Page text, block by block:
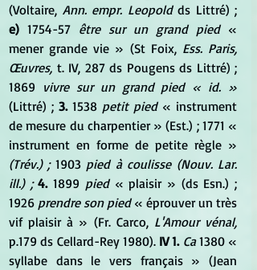
(Voltaire, Ann. empr. Leopold
e) 1754-57 être sur un grand pied «
mener grande vie » (St Foix, Ess. Paris,
Œuvres, t. IV, 287 ds Pougens ds Littré) ;
1869 vivre sur un grand pied « id. »
(Littré) ; 3. 1538 petit pied « instrument
de mesure du charpentier » (Est.) ; 1771 «
(Trév.) ; 1903 pied à coulisse (Nouv. Lar.
ill.) ; 4. 1899 pied « plaisir » (ds Esn.) ;
1926 prendre son pied « éprouver un très
vif plaisir à » (Fr. Carco, L'Amour vénal,
p.179 ds Cellard-Rey 1980). IV 1. Ca 1380 «
syllabe dans le vers français » (Jean